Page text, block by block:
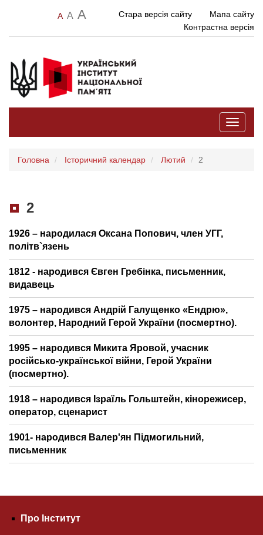
A A A Стара версія сайту
Мапа сайту
Контрастна версія
Toggle
Головна Історичний календар Лютий 2
2
1926 – народилася Оксана Попович, член УГГ,
політв`язень
1812 - народився Євген Гребінка, письменник,
видавець
1975 – народився Андрій Галущенко «Ендрю»,
волонтер, Народний Герой України (посмертно).
1995 – народився Микита Яровой, учасник
російсько-української війни, Герой України
(посмертно).
1918 – народився Ізраїль Гольштейн, кінорежисер,
оператор, сценарист
1901- народився Валер'ян Підмогильний,
письменник
Про Інститут